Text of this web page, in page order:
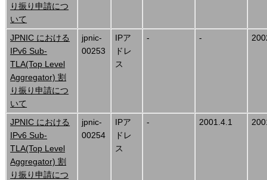
り振り申請につ
いて
JPNIC における
IPv6 Sub-
TLA(Top Level
Aggregator) 割
り振り申請につ
いて
jpnic-
00253
IPア
ドレ
ス
- -
JPNIC における
IPv6 Sub-
TLA(Top Level
Aggregator) 割
り振り申請につ
jpnic-
00254
IPア
ドレ
ス
- 2001.4.1